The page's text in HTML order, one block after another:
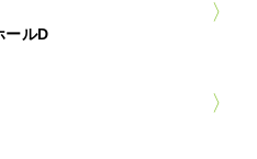
ールD